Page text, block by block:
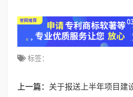
标签：
上一篇： 关于报送上半年项目建